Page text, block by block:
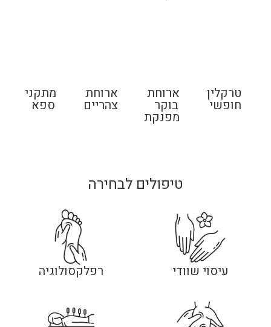
טרקלין
חופשי
ארוחת
בוקר
מפנקת
ארוחת
צהריים
מתקני
ספא
טיפולים לבחירה
עיסוי שוודי רפלקסולוגיה